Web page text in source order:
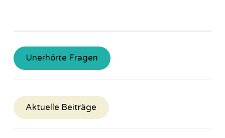
Unerhörte Fragen
Aktuelle Beiträge